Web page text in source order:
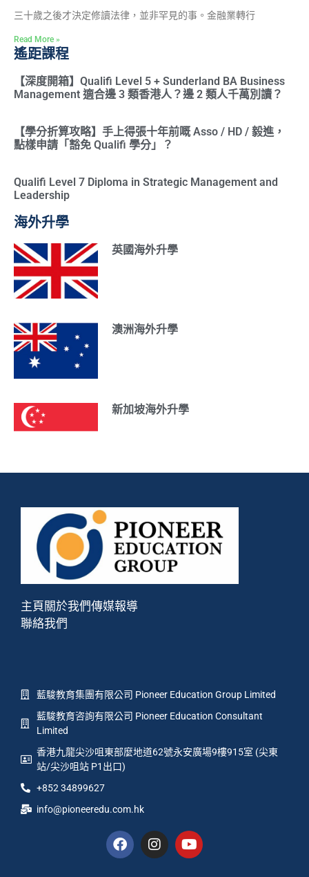
三十歲之後才決定修讀法律，並非罕見的事。金融業轉行
Read More »
遙距課程
【深度開箱】Qualifi Level 5 + Sunderland BA Business
Management 適合邊 3 類香港人？邊 2 類人千萬別讀？
【學分折算攻略】手上得張十年前嘅 Asso / HD / 毅進，
點樣申請「豁免 Qualifi 學分」？
Qualifi Level 7 Diploma in Strategic Management and
Leadership
海外升學
英國海外升學
澳洲海外升學
新加坡海外升學
主頁關於我們傳媒報導
聯絡我們
藍駿教育集團有限公司 Pioneer Education Group Limited
藍駿教育咨詢有限公司 Pioneer Education Consultant
Limited
香港九龍尖沙咀東部麼地道62號永安廣場9樓915室 (尖東
站/尖沙咀站 P1出口)
+852 34899627
info@pioneeredu.com.hk